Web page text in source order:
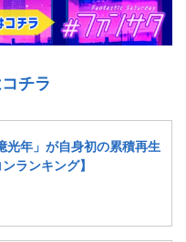
チラ
年」が自身初の累積再生
ランキング】